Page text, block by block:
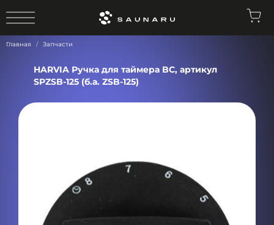
Главная Запчасти
HARVIA Ручка для таймера BC, артикул
SPZSB-125 (б.а. ZSB-125)